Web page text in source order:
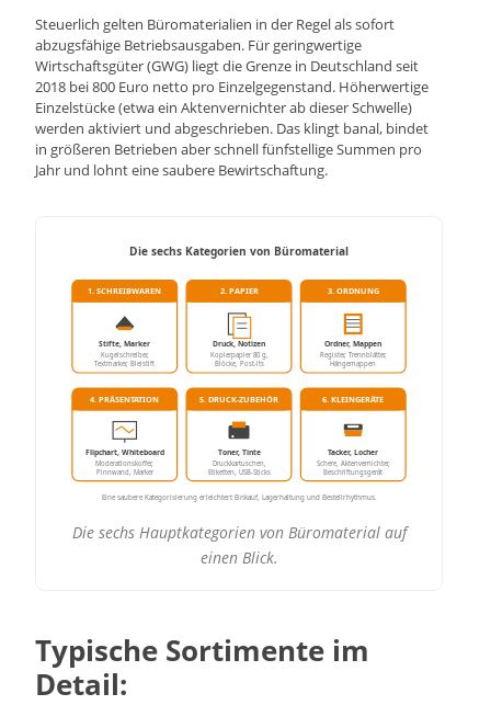
Steuerlich gelten Büromaterialien in der Regel als sofort
abzugsfähige Betriebsausgaben. Für geringwertige
Wirtschaftsgüter (GWG) liegt die Grenze in Deutschland seit
2018 bei 800 Euro netto pro Einzelgegenstand. Höherwertige
Einzelstücke (etwa ein Aktenvernichter ab dieser Schwelle)
werden aktiviert und abgeschrieben. Das klingt banal, bindet
in größeren Betrieben aber schnell fünfstellige Summen pro
Jahr und lohnt eine saubere Bewirtschaftung.
Die sechs Kategorien von Büromaterial
1. SCHREIBWAREN
Stifte, Marker
Kugelschreiber,
Textmarker, Bleistift
2. PAPIER
Druck, Notizen
Kopierpapier 80 g,
Blöcke, Post-its
3. ORDNUNG
Ordner, Mappen
Register, Trennblätter,
Hängemappen
4. PRÄSENTATION
Flipchart, Whiteboard
Moderationskoffer,
Pinnwand, Marker
5. DRUCK-ZUBEHÖR
Toner, Tinte
Druckkartuschen,
Etiketten, USB-Sticks
6. KLEINGERÄTE
Tacker, Locher
Schere, Aktenvernichter,
Beschriftungsgerät
Eine saubere Kategorisierung erleichtert Einkauf, Lagerhaltung und Bestellrhythmus.
Die sechs Hauptkategorien von Büromaterial auf
einen Blick.
Typische Sortimente im
Detail: